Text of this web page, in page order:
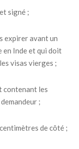
signé ;
expirer avant un
en Inde et qui doit
visas vierges ;
contenant les
;
de côté ;